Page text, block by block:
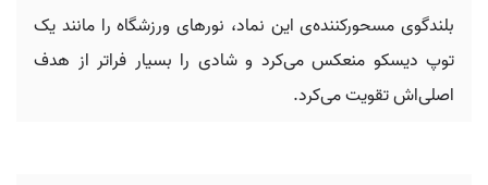
بلندگوی مسحورکننده‌ی این نماد، نورهای ورزشگاه را مانند یک
توپ دیسکو منعکس می‌کرد و شادی را بسیار فراتر از هدف
اصلی‌اش تقویت می‌کرد.